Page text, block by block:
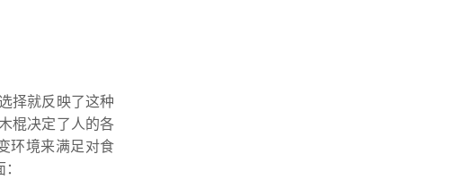
择就反映了这种
棍决定了人的各
环境来满足对食
面：